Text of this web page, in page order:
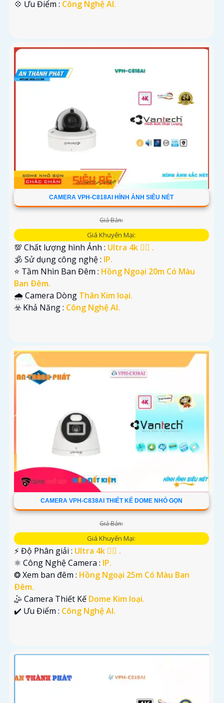
️💠 Ưu Điểm : Công Nghệ AI.
CAMERA VPH-C818AI HÌNH ẢNH SIÊU NÉT
Giá Bán:
Giá Khuyến Mại:
💯 Chất lượng hình Ảnh : Ultra 4k 👍🏾 .
🕉️ Sử dụng công nghệ : IP.
⭐ Tầm Nhìn Ban Đêm : Hồng Ngoại 20m Có Màu
Ban Ðêm.
🌧️ Camera Dòng Thân Kim loại.
️☣️ Khả Năng : Công Nghệ AI.
CAMERA VPH-C838AI THIẾT KẾ DOME NHỎ GỌN
Giá Bán:
Giá Khuyến Mại:
️⚡ Độ Phân giải : Ultra 4k 👍🏾 .
⚛️ Công Nghệ Camera : IP.
❂ Xem ban đêm : Hồng Ngoại 25m Có Màu Ban
Ðêm.
🤹 Camera Thiết Kế Dome Kim loại.
️✔️ Ưu Điểm : Công Nghệ AI.